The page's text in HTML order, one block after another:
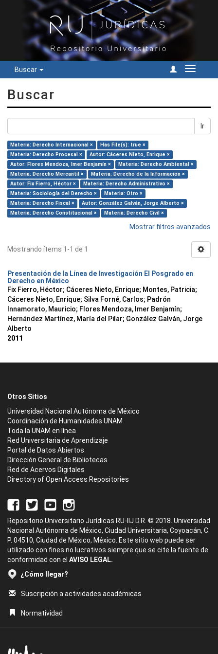
Buscar
Cambiar
Buscar
Ir
Materia: Derecho Internacional ×
Has File(s): true ×
Materia: Derecho Procesal ×
Autor: Cáceres Nieto, Enrique ×
Autor: Flores Mendoza, Imer Benjamín ×
Materia: Derecho Ambiental ×
Materia: Derecho Mercantil ×
Materia: Derecho de la Información ×
Autor: Fix Fierro, Héctor ×
Materia: Derecho Administrativo ×
Materia: Sociología del Derecho ×
Materia: Otro ×
Materia: Derecho Fiscal ×
Autor: González Galván, Jorge Alberto ×
Materia: Derecho Constitucional ×
Materia: Derecho Civil ×
Mostrar filtros avanzados
Mostrando ítems 1-1 de 1
Presentación de la Línea de Investigación El Posgrado en
Derecho en México
Fix Fierro, Héctor; Cáceres Nieto, Enrique; Montes, Patricia;
Cáceres Nieto, Enrique; Silva Forné, Carlos; Padrón
Innamorato, Mauricio; Flores Mendoza, Imer Benjamín;
Hernández Martínez, María del Pilar; González Galván, Jorge
Alberto
2011
Otros Sitios
Universidad Nacional Autónoma de México
Coordinación de Humanidades UNAM
Toda la UNAM en línea
Red Universitaria de Aprendizaje
Portal de Datos Abiertos
Dirección General de Bibliotecas
Red de Acervos Digitales
Directory of Open Access Repositories
Repositorio Universitario Jurídicas RU-IIJ D.R. © 2018. Universidad
Nacional Autónoma de México, Ciudad Universitaria, Coyoacán, C.
P. 04510, Ciudad de México, México. Este sitio web puede ser
utilizado con fines no lucrativos siempre que se cite la fuente de
conformidad con el AVISO LEGAL.
¿Cómo llegar?
Suscripción a actividades académicas
Normatividad